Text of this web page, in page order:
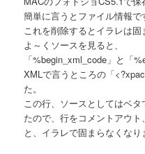
簡単に言うとファイル情報で
これを削除するとイラレは固
よ～くソースを見ると、
「%begin_xml_code」と「
XMLで言うところの「
た。
この行、ソースとしてはベ
たので、行をコメントアウ
と、イラレで固まらなくなり